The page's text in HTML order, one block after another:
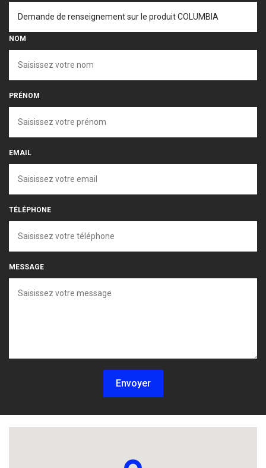
NOM
PRÉNOM
EMAIL
TÉLÉPHONE
MESSAGE
Envoyer